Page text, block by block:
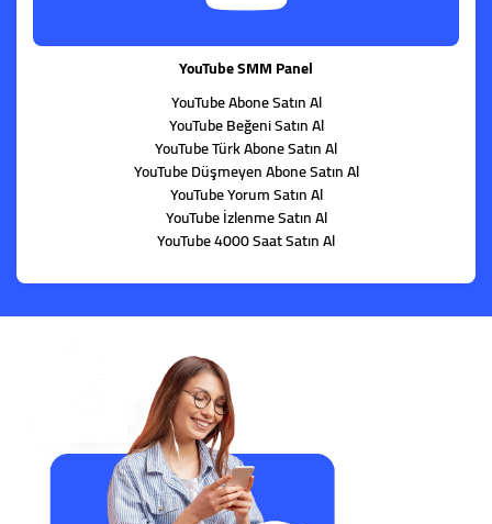
YouTube SMM Panel
YouTube Abone Satın Al
YouTube Beğeni Satın Al
YouTube Türk Abone Satın Al
YouTube Düşmeyen Abone Satın Al
YouTube Yorum Satın Al
YouTube İzlenme Satın Al
YouTube 4000 Saat Satın Al